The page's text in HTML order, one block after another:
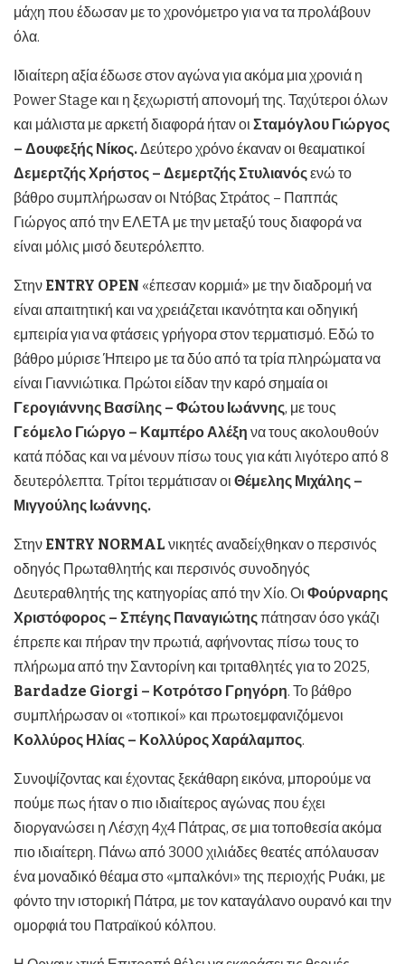
μάχη που έδωσαν με το χρονόμετρο για να τα προλάβουν
όλα.
Ιδιαίτερη αξία έδωσε στον αγώνα για ακόμα μια χρονιά η
Power Stage και η ξεχωριστή απονομή της. Ταχύτεροι όλων
και μάλιστα με αρκετή διαφορά ήταν οι Σταμόγλου Γιώργος
– Δουφεξής Νίκος.Δεύτερο χρόνο έκαναν οι θεαματικοί
Δεμερτζής Χρήστος – Δεμερτζής Στυλιανόςενώ το
βάθρο συμπλήρωσαν οι Ντόβας Στράτος – Παππάς
Γιώργος από την ΕΛΕΤΑ με την μεταξύ τους διαφορά να
είναι μόλις μισό δευτερόλεπτο.
Στην ENTRY OPEN «έπεσαν κορμιά» με την διαδρομή να
είναι απαιτητική και να χρειάζεται ικανότητα και οδηγική
εμπειρία για να φτάσεις γρήγορα στον τερματισμό. Εδώ το
βάθρο μύρισε Ήπειρο με τα δύο από τα τρία πληρώματα να
είναι Γιαννιώτικα. Πρώτοι είδαν την καρό σημαία οι
Γερογιάννης Βασίλης – Φώτου Ιωάννης, με τους
Γεόμελο Γιώργο – Καμπέρο Αλέξη να τους ακολουθούν
κατά πόδας και να μένουν πίσω τους για κάτι λιγότερο από 8
δευτερόλεπτα. Τρίτοι τερμάτισαν οι Θέμελης Μιχάλης –
Μιγγούλης Ιωάννης.
Στην ENTRY NORMAL νικητές αναδείχθηκαν ο περσινός
οδηγός Πρωταθλητής και περσινός συνοδηγός
Δευτεραθλητής της κατηγορίας από την Χίο. Οι Φούρναρης
Χριστόφορος – Σπέγης Παναγιώτηςπάτησαν όσο γκάζι
έπρεπε και πήραν την πρωτιά, αφήνοντας πίσω τους το
πλήρωμα από την Σαντορίνη και τριταθλητές για το 2025,
Bardadze Giorgi – Κοτρότσο Γρηγόρη. Το βάθρο
συμπλήρωσαν οι «τοπικοί» και πρωτοεμφανιζόμενοι
Κολλύρος Ηλίας – Κολλύρος Χαράλαμπος.
Συνοψίζοντας και έχοντας ξεκάθαρη εικόνα, μπορούμε να
πούμε πως ήταν ο πιο ιδιαίτερος αγώνας που έχει
διοργανώσει η Λέσχη 4χ4 Πάτρας, σε μια τοποθεσία ακόμα
πιο ιδιαίτερη. Πάνω από 3000 χιλιάδες θεατές απόλαυσαν
ένα μοναδικό θέαμα στο «μπαλκόνι» της περιοχής Ρυάκι, με
φόντο την ιστορική Πάτρα, με τον καταγάλανο ουρανό και την
ομορφιά του Πατραϊκού κόλπου.